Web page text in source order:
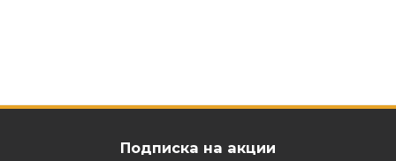
Подписка на акции